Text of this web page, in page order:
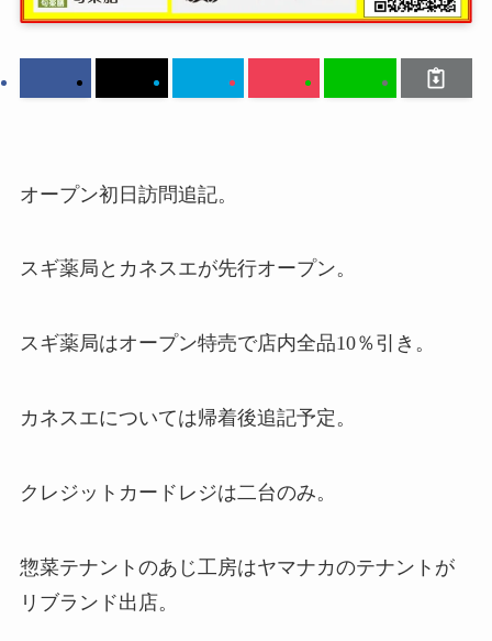
オープン初日訪問追記。
スギ薬局とカネスエが先行オープン。
スギ薬局はオープン特売で店内全品10％引き。
カネスエについては帰着後追記予定。
クレジットカードレジは二台のみ。
惣菜テナントのあじ工房はヤマナカのテナントが
リブランド出店。